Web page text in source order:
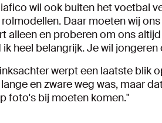
wil ook buiten het voetbal
Daar moeten wij
alleen en proberen om ons
ik heel belangrijk. Je wil
werpt een laatste blik
en zware weg was, maar
foto's bij moeten komen."